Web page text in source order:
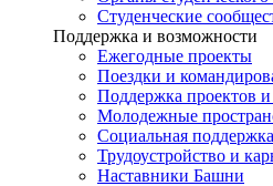
Студенческие
Поддержка и возможности
Ежегодные проекты
Поездки и
Поддержка проектов
Молодежные
Социальная поддержка
Трудоустройство и
Наставники Башни